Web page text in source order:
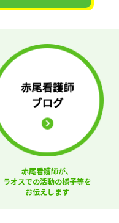
赤尾看護師が、
ラオスでの活動の様子等を
お伝えします